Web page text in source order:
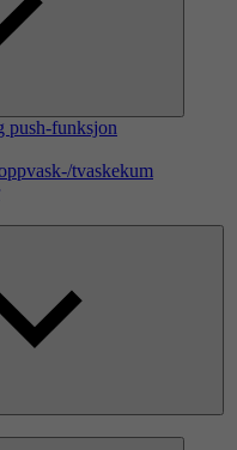
push-funksjon
tvaskekum